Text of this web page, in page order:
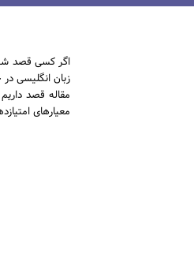
اگر کسی قصد
زبان انگلیسی
مقاله قصد
معیارهای